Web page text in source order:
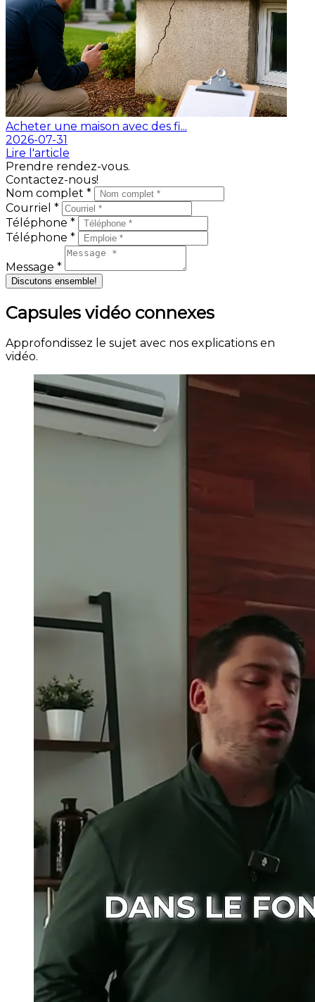
Acheter une maison avec des fi...
2026-07-31
Lire l'article
Prendre rendez-vous.
Contactez-nous!
Nom complet *
Courriel *
Téléphone *
Téléphone *
Message *
Discutons ensemble!
Capsules vidéo connexes
Approfondissez le sujet avec nos explications en
vidéo.